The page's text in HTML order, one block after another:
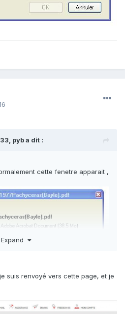
pyba dit :
cette fenetre apparait ,
Expand
suis renvoyé vers cette page, et je